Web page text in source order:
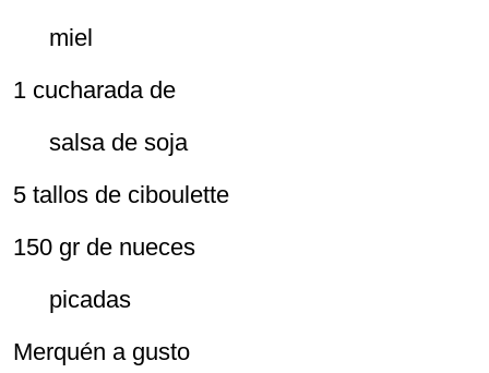
miel
1 cucharada de
salsa de soja
5 tallos de ciboulette
150 gr de nueces
picadas
Merquén a gusto